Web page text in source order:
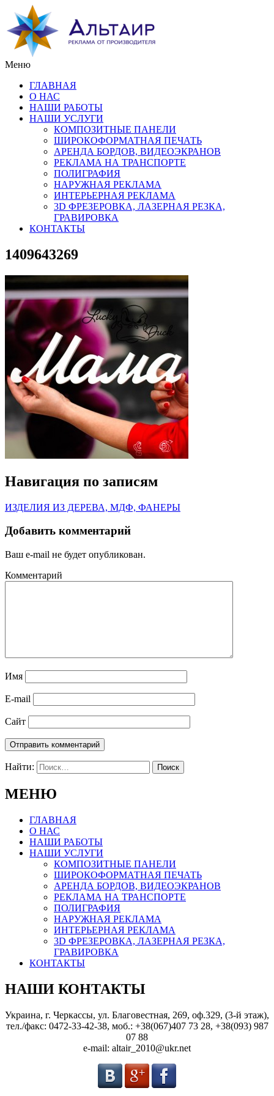
Меню
ГЛАВНАЯ
О НАС
НАШИ РАБОТЫ
НАШИ УСЛУГИ
КОМПОЗИТНЫЕ ПАНЕЛИ
ШИРОКОФОРМАТНАЯ ПЕЧАТЬ
АРЕНДА БОРДОВ, ВИДЕОЭКРАНОВ
РЕКЛАМА НА ТРАНСПОРТЕ
ПОЛИГРАФИЯ
НАРУЖНАЯ РЕКЛАМА
ИНТЕРЬЕРНАЯ РЕКЛАМА
3D ФРЕЗЕРОВКА, ЛАЗЕРНАЯ РЕЗКА,
ГРАВИРОВКА
КОНТАКТЫ
1409643269
Навигация по записям
ИЗДЕЛИЯ ИЗ ДЕРЕВА, МДФ, ФАНЕРЫ
Добавить комментарий
Ваш e-mail не будет опубликован.
Комментарий
Имя
E-mail
Сайт
Найти:
МЕНЮ
ГЛАВНАЯ
О НАС
НАШИ РАБОТЫ
НАШИ УСЛУГИ
КОМПОЗИТНЫЕ ПАНЕЛИ
ШИРОКОФОРМАТНАЯ ПЕЧАТЬ
АРЕНДА БОРДОВ, ВИДЕОЭКРАНОВ
РЕКЛАМА НА ТРАНСПОРТЕ
ПОЛИГРАФИЯ
НАРУЖНАЯ РЕКЛАМА
ИНТЕРЬЕРНАЯ РЕКЛАМА
3D ФРЕЗЕРОВКА, ЛАЗЕРНАЯ РЕЗКА,
ГРАВИРОВКА
КОНТАКТЫ
НАШИ КОНТАКТЫ
Украина, г. Черкассы, ул. Благовестная, 269, оф.329, (3-й этаж),
тел./факс: 0472-33-42-38, моб.: +38(067)407 73 28, +38(093) 987
07 88
e-mail: altair_2010@ukr.net